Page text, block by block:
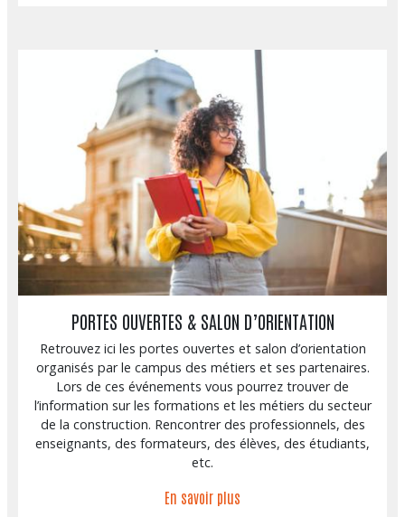
PORTES OUVERTES & SALON D’ORIENTATION
Retrouvez ici les portes ouvertes et salon d’orientation
organisés par le campus des métiers et ses partenaires.
Lors de ces événements vous pourrez trouver de
l’information sur les formations et les métiers du secteur
de la construction. Rencontrer des professionnels, des
enseignants, des formateurs, des élèves, des étudiants,
etc.
En savoir plus